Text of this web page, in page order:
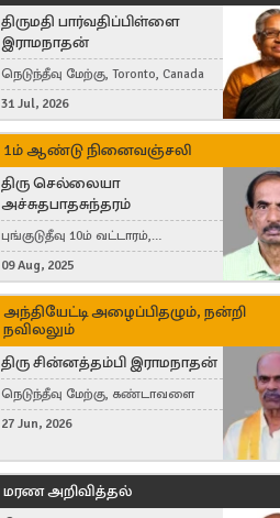
திருமதி பார்வதிப்பிள்ளை
இராமநாதன்
நெடுந்தீவு மேற்கு, Toronto, Canada
31 Jul, 2026
1ம் ஆண்டு நினைவஞ்சலி
திரு செல்லையா
அச்சுதபாதசுந்தரம்
புங்குடுதீவு 10ம் வட்டாரம்,
கொள்ளுப்பிட்டி
09 Aug, 2025
அந்தியேட்டி அழைப்பிதழும், நன்றி
நவிலலும்
திரு சின்னத்தம்பி இராமநாதன்
நெடுந்தீவு மேற்கு, கண்டாவளை
27 Jun, 2026
மரண அறிவித்தல்